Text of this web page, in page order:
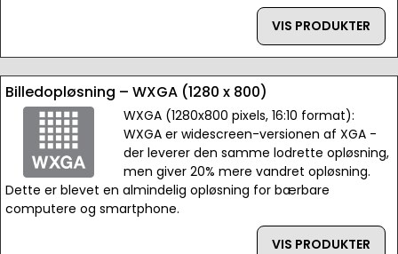
VIS PRODUKTER
Billedopløsning – WXGA (1280 x 800)
WXGA (1280x800 pixels, 16:10 format):
WXGA er widescreen-versionen af XGA -
der leverer den samme lodrette opløsning,
men giver 20% mere vandret opløsning.
Dette er blevet en almindelig opløsning for bærbare
computere og smartphone.
VIS PRODUKTER